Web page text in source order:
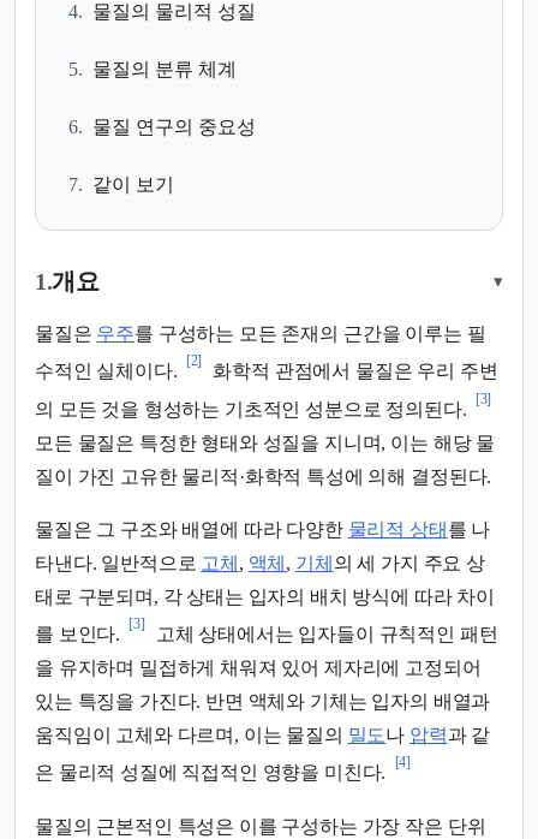
4. 물질의 물리적 성질
5. 물질의 분류 체계
6. 물질 연구의 중요성
7. 같이 보기
1.개요 ▾
물질은 우주를 구성하는 모든 존재의 근간을 이루는 필
수적인 실체이다.
[2]
화학적 관점에서 물질은 우리 주변
의 모든 것을 형성하는 기초적인 성분으로 정의된다.
[3]
모든 물질은 특정한 형태와 성질을 지니며, 이는 해당 물
질이 가진 고유한 물리적·화학적 특성에 의해 결정된다.
물질은 그 구조와 배열에 따라 다양한 물리적 상태 를 나
타낸다. 일반적으로 고체 , 액체 , 기체 의 세 가지 주요 상
태로 구분되며, 각 상태는 입자의 배치 방식에 따라 차이
를 보인다.
[3]
고체 상태에서는 입자들이 규칙적인 패턴
을 유지하며 밀접하게 채워져 있어 제자리에 고정되어
있는 특징을 가진다. 반면 액체와 기체는 입자의 배열과
움직임이 고체와 다르며, 이는 물질의 밀도나 압력과 같
은 물리적 성질에 직접적인 영향을 미친다.
[4]
물질의 근본적인 특성은 이를 구성하는 가장 작은 단위